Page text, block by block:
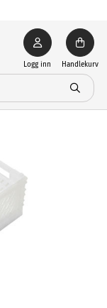
Logg inn Handlekurv